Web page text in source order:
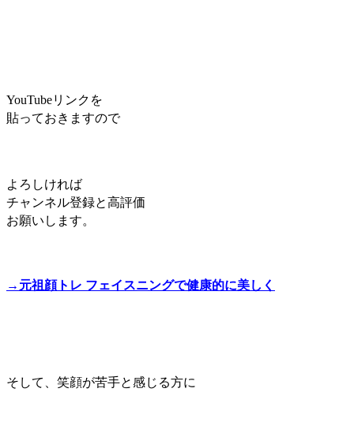
YouTubeリンクを
貼っておきますので
よろしければ
チャンネル登録と高評価
お願いします。
→元祖顔トレ フェイスニングで健康的に美しく
そして、笑顔が苦手と感じる方に